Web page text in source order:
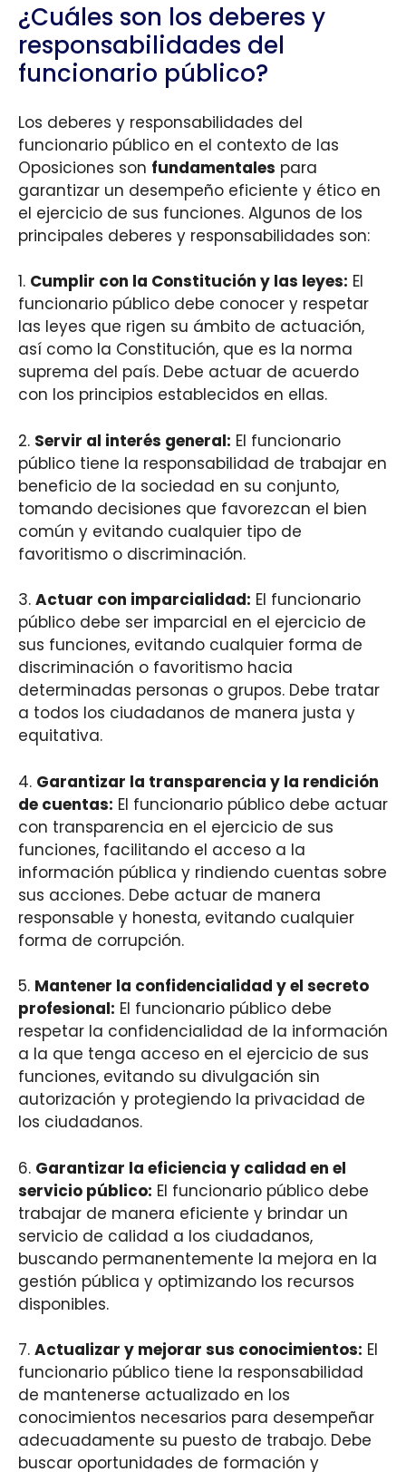
¿Cuáles son los deberes y
responsabilidades del
funcionario público?
Los deberes y responsabilidades del
funcionario público en el contexto de las
Oposiciones son fundamentales para
garantizar un desempeño eficiente y ético en
el ejercicio de sus funciones. Algunos de los
principales deberes y responsabilidades son:
1. Cumplir con la Constitución y las leyes: El
funcionario público debe conocer y respetar
las leyes que rigen su ámbito de actuación,
así como la Constitución, que es la norma
suprema del país. Debe actuar de acuerdo
con los principios establecidos en ellas.
2. Servir al interés general: El funcionario
público tiene la responsabilidad de trabajar en
beneficio de la sociedad en su conjunto,
tomando decisiones que favorezcan el bien
común y evitando cualquier tipo de
favoritismo o discriminación.
3. Actuar con imparcialidad: El funcionario
público debe ser imparcial en el ejercicio de
sus funciones, evitando cualquier forma de
discriminación o favoritismo hacia
determinadas personas o grupos. Debe tratar
a todos los ciudadanos de manera justa y
equitativa.
4. Garantizar la transparencia y la rendición
de cuentas: El funcionario público debe actuar
con transparencia en el ejercicio de sus
funciones, facilitando el acceso a la
información pública y rindiendo cuentas sobre
sus acciones. Debe actuar de manera
responsable y honesta, evitando cualquier
forma de corrupción.
5. Mantener la confidencialidad y el secreto
profesional: El funcionario público debe
respetar la confidencialidad de la información
a la que tenga acceso en el ejercicio de sus
funciones, evitando su divulgación sin
autorización y protegiendo la privacidad de
los ciudadanos.
6. Garantizar la eficiencia y calidad en el
servicio público: El funcionario público debe
trabajar de manera eficiente y brindar un
servicio de calidad a los ciudadanos,
buscando permanentemente la mejora en la
gestión pública y optimizando los recursos
disponibles.
7. Actualizar y mejorar sus conocimientos: El
funcionario público tiene la responsabilidad
de mantenerse actualizado en los
conocimientos necesarios para desempeñar
adecuadamente su puesto de trabajo. Debe
buscar oportunidades de formación y